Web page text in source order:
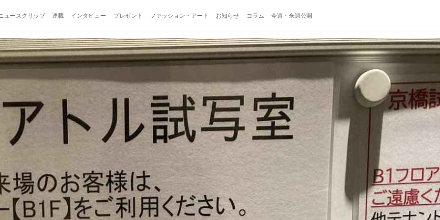
ュースクリップ 連載 インタビュー プレゼント ファッション・アート お知らせ コラム 今週・来週公開